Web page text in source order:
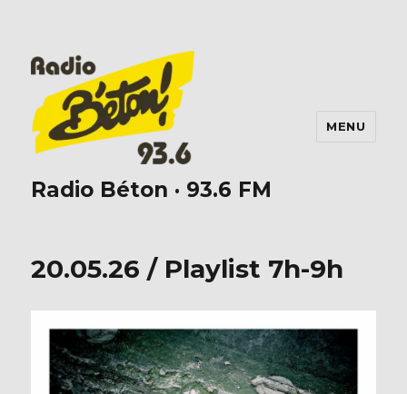
Radio Béton · 93.6 FM
MENU
20.05.26 / Playlist 7h-9h